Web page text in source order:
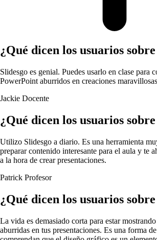
¿Qué dicen los usuarios
Slidesgo es genial. Puedes usarlo en clase para
PowerPoint aburridos en creaciones
Jackie Docente
¿Qué dicen los usuarios
Utilizo Slidesgo a diario. Es una herramienta
preparar contenido interesante para el aula y te
a la hora de crear presentaciones.
Patrick Profesor
¿Qué dicen los usuarios
La vida es demasiado corta para estar
aburridas en tus presentaciones. Es una forma